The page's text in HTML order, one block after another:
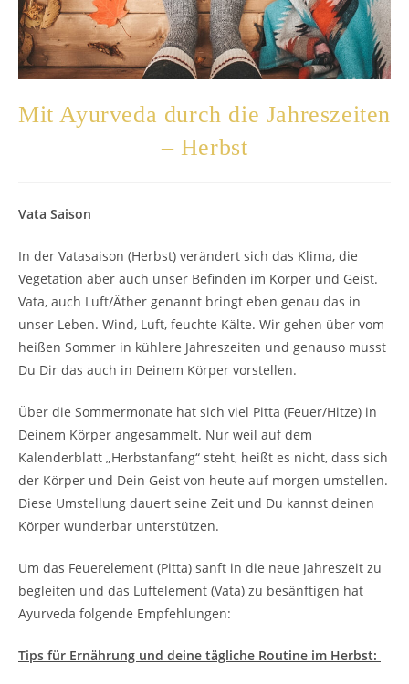
Mit Ayurveda durch die Jahreszeiten
– Herbst
Vata Saison
In der Vatasaison (Herbst) verändert sich das Klima, die
Vegetation aber auch unser Befinden im Körper und Geist.
Vata, auch Luft/Äther genannt bringt eben genau das in
unser Leben. Wind, Luft, feuchte Kälte. Wir gehen über vom
heißen Sommer in kühlere Jahreszeiten und genauso musst
Du Dir das auch in Deinem Körper vorstellen.
Über die Sommermonate hat sich viel Pitta (Feuer/Hitze) in
Deinem Körper angesammelt. Nur weil auf dem
Kalenderblatt „Herbstanfang“ steht, heißt es nicht, dass sich
der Körper und Dein Geist von heute auf morgen umstellen.
Diese Umstellung dauert seine Zeit und Du kannst deinen
Körper wunderbar unterstützen.
Um das Feuerelement (Pitta) sanft in die neue Jahreszeit zu
begleiten und das Luftelement (Vata) zu besänftigen hat
Ayurveda folgende Empfehlungen:
Tips für Ernährung und deine tägliche Routine im Herbst: